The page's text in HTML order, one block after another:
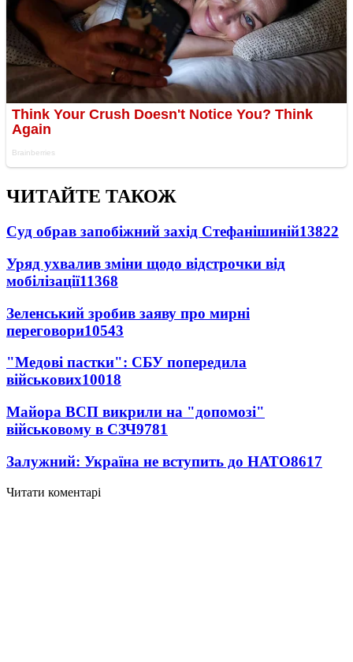
ЧИТАЙТЕ ТАКОЖ
Суд обрав запобіжний захід Стефанішиній13822
Уряд ухвалив зміни щодо відстрочки від
мобілізації11368
Зеленський зробив заяву про мирні
переговори10543
"Медові пастки": СБУ попередила
військових10018
Майора ВСП викрили на "допомозі"
військовому в СЗЧ9781
Залужний: Україна не вступить до НАТО8617
Читати коментарі